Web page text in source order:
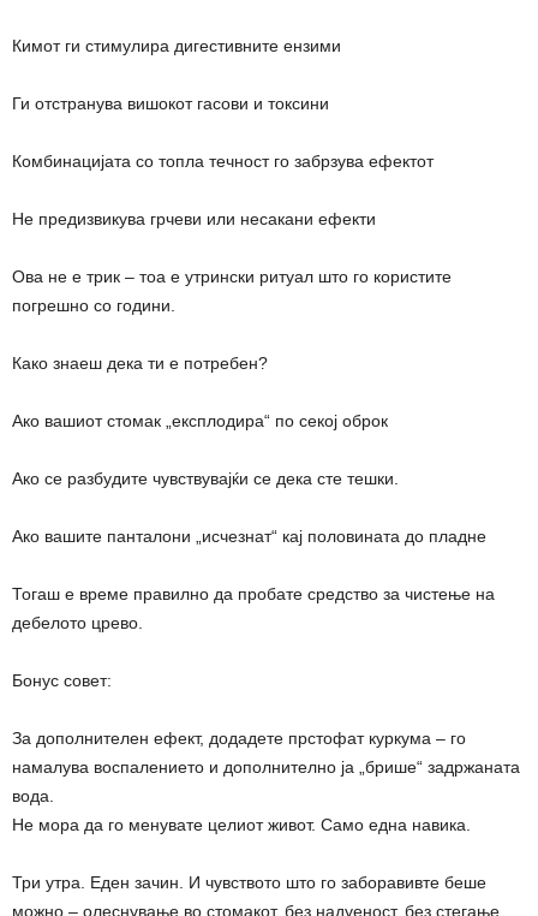
Кимот ги стимулира дигестивните ензими
Ги отстранува вишокот гасови и токсини
Комбинацијата со топла течност го забрзува ефектот
Не предизвикува грчеви или несакани ефекти
Ова не е трик – тоа е утрински ритуал што го користите
погрешно со години.
Како знаеш дека ти е потребен?
Ако вашиот стомак „експлодира“ по секој оброк
Ако се разбудите чувствувајќи се дека сте тешки.
Ако вашите панталони „исчезнат“ кај половината до пладне
Тогаш е време правилно да пробате средство за чистење на
дебелото црево.
Бонус совет:
За дополнителен ефект, додадете прстофат куркума – го
намалува воспалението и дополнително ја „брише“ задржаната
вода.
Не мора да го менувате целиот живот. Само една навика.
Три утра. Еден зачин. И чувството што го заборавивте беше
можно – олеснување во стомакот, без надуеност, без стегање,